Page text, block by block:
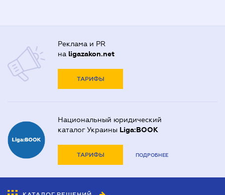
Реклама и PR
на ligazakon.net
ТАРИФЫ
Национальный юридический
каталог Украины Liga:BOOK
ТАРИФЫ ПОДРОБНЕЕ